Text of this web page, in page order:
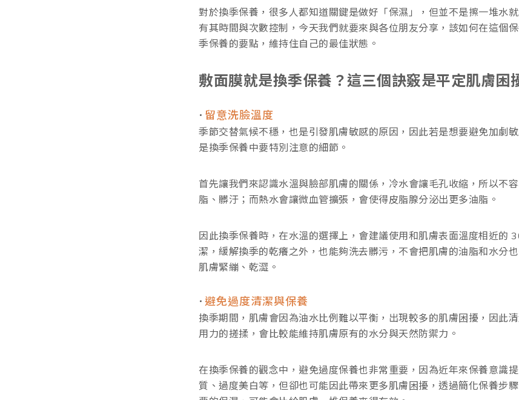
對於換季保養，很多人都知道關鍵是做好「保濕」，但並不是擦一堆水
有其時間與次數控制，今天我們就要來與各位朋友分享，該如何在這個
季保養的要點，維持住自己的最佳狀態。
敷面膜就是換季保養？這三個訣竅是平定肌膚困
留意洗臉溫度
季節交替氣候不穩，也是引發肌膚敏感的原因，因此若是想要避免加劇
是換季保養中要特別注意的細節。
首先讓我們來認識水溫與臉部肌膚的關係，冷水會讓毛孔收縮，所以不
脂、髒汙；而熱水會讓微血管擴張，會使得皮脂腺分泌出更多油脂。
因此換季保養時，在水溫的選擇上，會建議使用和肌膚表面溫度相近的
潔，緩解換季的乾癢之外，也能夠洗去髒污，不會把肌膚的油脂和水分
肌膚緊繃、乾澀。
避免過度清潔與保養
換季期間，肌膚會因為油水比例難以平衡，出現較多的肌膚困擾，因此
用力的搓揉，會比較能維持肌膚原有的水分與天然防禦力。
在換季保養的觀念中，避免過度保養也非常重要，因為近年來保養意識
質、過度美白等，但卻也可能因此帶來更多肌膚困擾，透過簡化保養步